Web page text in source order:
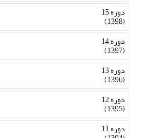
دوره 15
(1398)
دوره 14
(1397)
دوره 13
(1396)
دوره 12
(1395)
دوره 11